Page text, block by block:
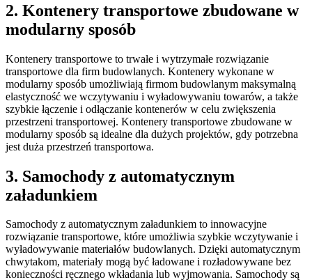
2. Kontenery transportowe zbudowane w
modularny sposób
Kontenery transportowe to trwałe i wytrzymałe rozwiązanie
transportowe dla firm budowlanych. Kontenery wykonane w
modularny sposób umożliwiają firmom budowlanym maksymalną
elastyczność we wczytywaniu i wyładowywaniu towarów, a także
szybkie łączenie i odłączanie kontenerów w celu zwiększenia
przestrzeni transportowej. Kontenery transportowe zbudowane w
modularny sposób są idealne dla dużych projektów, gdy potrzebna
jest duża przestrzeń transportowa.
3. Samochody z automatycznym
załadunkiem
Samochody z automatycznym załadunkiem to innowacyjne
rozwiązanie transportowe, które umożliwia szybkie wczytywanie i
wyładowywanie materiałów budowlanych. Dzięki automatycznym
chwytakom, materiały mogą być ładowane i rozładowywane bez
konieczności ręcznego wkładania lub wyjmowania. Samochody są